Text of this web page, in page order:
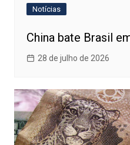
Notícias
China bate Brasil
28 de julho de 2026